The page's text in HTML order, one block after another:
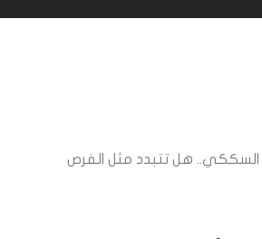
السككي.. هل تتبدد مثل الفرص